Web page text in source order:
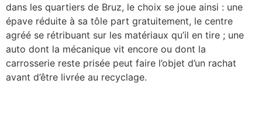
dans les quartiers de Bruz, le choix se joue ainsi : une
épave réduite à sa tôle part gratuitement, le centre
agréé se rétribuant sur les matériaux qu’il en tire ; une
auto dont la mécanique vit encore ou dont la
carrosserie reste prisée peut faire l’objet d’un rachat
avant d’être livrée au recyclage.